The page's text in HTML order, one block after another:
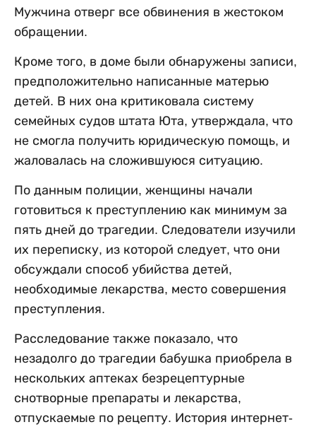
Мужчина отверг все обвинения в жестоком
обращении.
Кроме того, в доме были обнаружены записи,
предположительно написанные матерью
детей. В них она критиковала систему
семейных судов штата Юта, утверждала, что
не смогла получить юридическую помощь, и
жаловалась на сложившуюся ситуацию.
По данным полиции, женщины начали
готовиться к преступлению как минимум за
пять дней до трагедии. Следователи изучили
их переписку, из которой следует, что они
обсуждали способ убийства детей,
необходимые лекарства, место совершения
преступления.
Расследование также показало, что
незадолго до трагедии бабушка приобрела в
нескольких аптеках безрецептурные
снотворные препараты и лекарства,
отпускаемые по рецепту. История интернет-